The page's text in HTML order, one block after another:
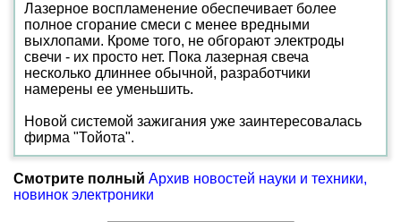
Лазерное воспламенение обеспечивает более
полное сгорание смеси с менее вредными
выхлопами. Кроме того, не обгорают электроды
свечи - их просто нет. Пока лазерная свеча
несколько длиннее обычной, разработчики
намерены ее уменьшить.
Новой системой зажигания уже заинтересовалась
фирма "Тойота".
Смотрите полный Архив новостей науки и техники,
новинок электроники